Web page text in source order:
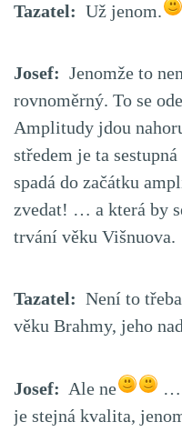
Tazatel: Už jenom.
Josef: Jenomže to
rovnoměrný. To se
Amplitudy jdou
středem je ta
spadá do začátku
zvedat! … a která by
trvání věku Višnuova.
Tazatel: Není to
věku Brahmy, jeho
Josef: Ale ne
…
je stejná kvalita,